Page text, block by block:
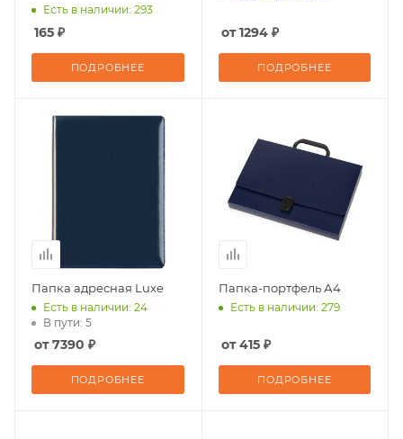
Есть в наличии: 293
165 ₽
ПОДРОБНЕЕ
от 1294 ₽
ПОДРОБНЕЕ
Папка адресная Luxe
Есть в наличии: 24
В пути: 5
от 7390 ₽
ПОДРОБНЕЕ
Папка-портфель А4
Есть в наличии: 279
от 415 ₽
ПОДРОБНЕЕ